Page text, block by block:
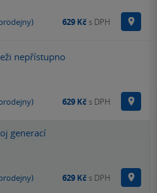
629 Kč s DPH
nepřístupno
629 Kč s DPH
generací
629 Kč s DPH